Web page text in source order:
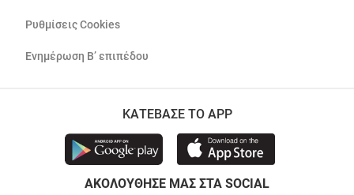
Ρυθμίσεις Cookies
Ενημέρωση Β’ επιπέδου
ΚΑΤΕΒΑΣΕ ΤΟ APP
ΑΚΟΛΟΥΘΗΣΕ ΜΑΣ ΣΤΑ SOCIAL